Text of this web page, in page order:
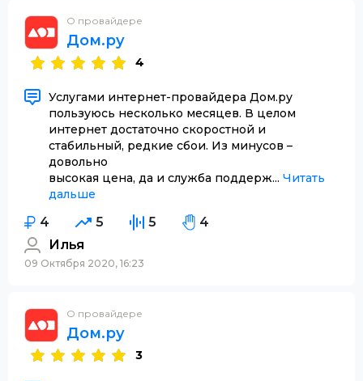
О провайдере
Дом.ру
4
Услугами интернет-провайдера Дом.ру
пользуюсь несколько месяцев. В целом
интернет достаточно скоростной и
стабильный, редкие сбои. Из минусов –
довольно
высокая цена, да и служба поддерж... Читать
дальше
4 5 5
4
Илья
09 Октября 2020, 16:23
О провайдере
Дом.ру
3